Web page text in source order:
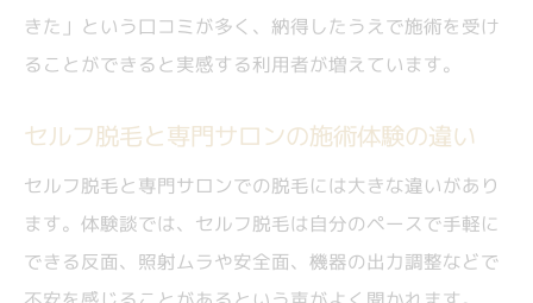
きた」という口コミが多く、納得したうえで施術を受け
ることができると実感する利用者が増えています。
セルフ脱毛と専門サロンの施術体験の違い
セルフ脱毛と専門サロンでの脱毛には大きな違いがあり
ます。体験談では、セルフ脱毛は自分のペースで手軽に
できる反面、照射ムラや安全面、機器の出力調整などで